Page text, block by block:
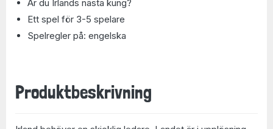
Är du Irlands nästa kung?
Ett spel för 3-5 spelare
Spelregler på: engelska
Produktbeskrivning